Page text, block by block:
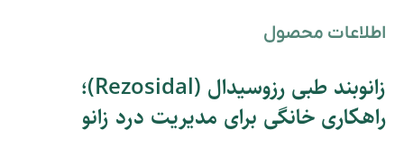
اطلاعات محصول
زانوبند طبی رزوسیدال (Rezosidal)؛
راهکاری خانگی برای مدیریت درد زانو